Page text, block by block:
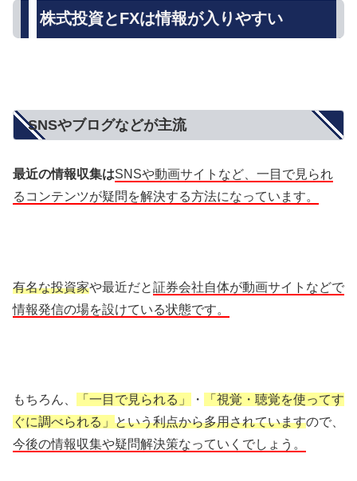
株式投資とFXは情報が入りやすい
SNSやブログなどが主流
最近の情報収集はSNSや動画サイトなど、一目で見られ
るコンテンツが疑問を解決する方法になっています。
有名な投資家や最近だと証券会社自体が動画サイトなどで
情報発信の場を設けている状態です。
もちろん、 「一目で見られる」 ・
「視覚・聴覚を使ってす
ぐに調べられる」 という利点から多用されていますので、
今後の情報収集や疑問解決策なっていくでしょう。